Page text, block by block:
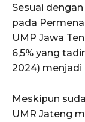
Sesuai
pada
UMP Jawa
6,5% yang
2024) menjadi
Meskipun
UMR Jateng